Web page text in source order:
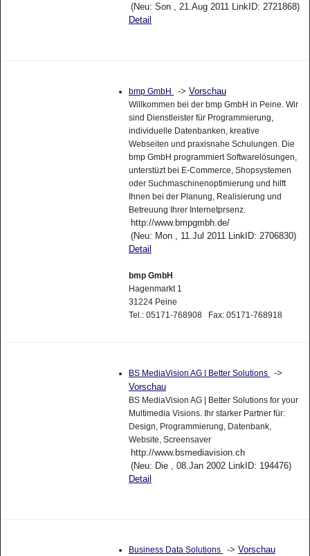
(Neu: Son , 21.Aug 2011 LinkID: 2721868)
Detail
bmp GmbH -> Vorschau
Willkommen bei der bmp GmbH in Peine. Wir
sind Dienstleister für Programmierung,
individuelle Datenbanken, kreative
Webseiten und praxisnahe Schulungen. Die
bmp GmbH programmiert Softwarelösungen,
unterstüzt bei E-Commerce, Shopsystemen
oder Suchmaschinenoptimierung und hilft
Ihnen bei der Planung, Realisierung und
Betreuung Ihrer Internetprsenz.
http://www.bmpgmbh.de/
(Neu: Mon , 11.Jul 2011 LinkID: 2706830)
Detail
bmp GmbH
Hagenmarkt 1
31224 Peine
Tel.: 05171-768908 Fax: 05171-768918
BS MediaVision AG | Better Solutions
->
Vorschau
BS MediaVision AG | Better Solutions for your
Multimedia Visions. Ihr starker Partner für:
Design, Programmierung, Datenbank,
Website, Screensaver
http://www.bsmediavision.ch
(Neu: Die , 08.Jan 2002 LinkID: 194476)
Detail
Business Data Solutions -> Vorschau